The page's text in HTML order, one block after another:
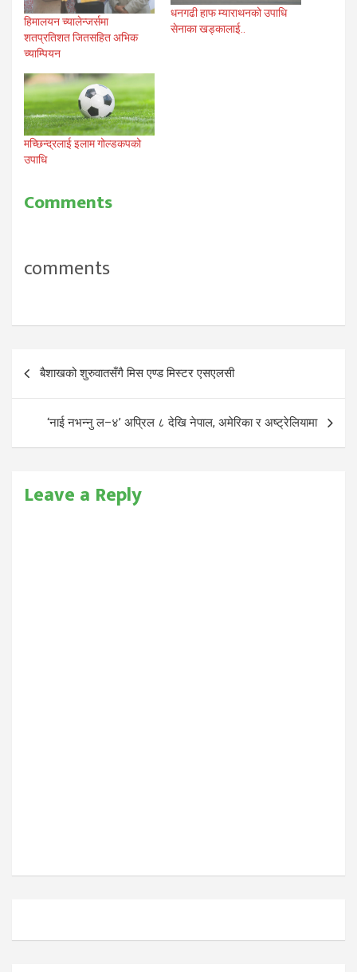
हिमालयन च्यालेन्जर्समा
शतप्रतिशत जितसहित अभिक
च्याम्पियन
धनगढी हाफ म्याराथनको उपाधि
सेनाका खड्कालाई..
मच्छिन्द्रलाई इलाम गोल्डकपको
उपाधि
Comments
comments
Post
navigation
बैशाखको शुरुवातसँगै मिस एण्ड मिस्टर एसएलसी
‘नाई नभन्नु ल–४’ अप्रिल ८ देखि नेपाल, अमेरिका र अष्ट्रेलियामा
Leave a Reply